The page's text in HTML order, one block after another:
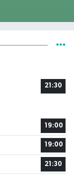
21:30
19:00
19:00
21:30